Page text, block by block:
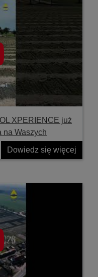
XPERIENCE już
na Waszych
Dowiedz się więcej